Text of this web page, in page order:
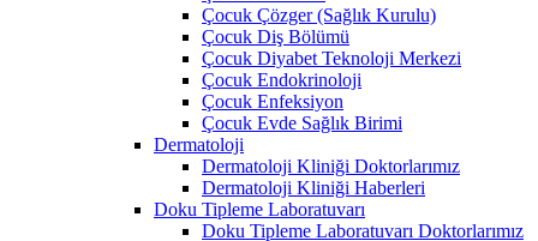
Çocuk Çözger (Sağlık Kurulu)
Çocuk Diş Bölümü
Çocuk Diyabet Teknoloji Merkezi
Çocuk Endokrinoloji
Çocuk Enfeksiyon
Çocuk Evde Sağlık Birimi
Dermatoloji
Dermatoloji Kliniği Doktorlarımız
Dermatoloji Kliniği Haberleri
Doku Tipleme Laboratuvarı
Doku Tipleme Laboratuvarı Doktorlarımız